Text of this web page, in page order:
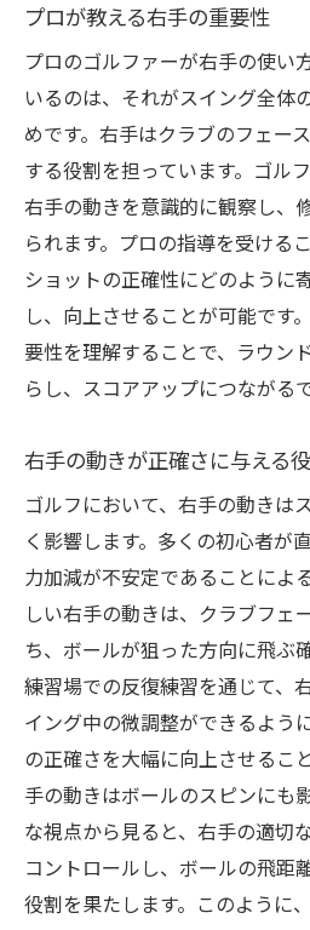
ゴルフ練習場で右手の使い
なステップ
右手の使い方を改善
具体的なステップで
右手の動きを改善す
右手を意識した具体
ゴルフ練習場での右
右手の使い方を向上
チ
右手の使い方がショット
右手の動きがショット
ショットへの影響を
右手がショットに及
効果的な右手の使い
右手の使い方がショ
る
ショットの向上に繋
プロが教える右手の重要性
プロのゴルファーが右手の使い
いるのは、それがスイング全体
めです。右手はクラブのフェー
する役割を担っています。ゴル
右手の動きを意識的に観察し、
られます。プロの指導を受ける
ショットの正確性にどのように
し、向上させることが可能です
要性を理解することで、ラウン
らし、スコアアップにつながる
右手の動きが正確さに与える
ゴルフにおいて、右手の動きは
く影響します。多くの初心者が
力加減が不安定であることによ
しい右手の動きは、クラブフェ
ち、ボールが狙った方向に飛ぶ
練習場での反復練習を通じて、
イング中の微調整ができるよう
の正確さを大幅に向上させるこ
手の動きはボールのスピンにも
な視点から見ると、右手の適切
コントロールし、ボールの飛距
役割を果たします。このように